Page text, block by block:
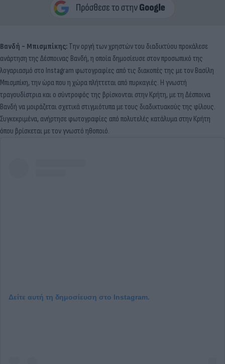
Βανδή - Μπισμπίκης: Την οργή των χρηστών του διαδικτύου προκάλεσε
ανάρτηση της Δέσποινας Βανδή, η οποία δημοσίευσε στον προσωπικό της
λογαριασμό στο Instagram φωτογραφίες από τις διακοπές της με τον Βασίλη
Μπισμπίκη, την ώρα που η χώρα πλήττεται από πυρκαγιές. Η γνωστή
τραγουδίστρια και ο σύντροφός της βρίσκονται στην Κρήτη, με τη Δέσποινα
Βανδή να μοιράζεται σχετικά στιγμιότυπα με τους διαδικτυακούς της φίλους.
Συγκεκριμένα, ανήρτησε φωτογραφίες από πολυτελές κατάλυμα στην Κρήτη
όπου βρίσκεται με τον γνωστό ηθοποιό.
Δείτε αυτή τη δημοσίευση στο Instagram.